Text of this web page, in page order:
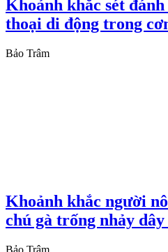
Khoảnh khắc sét
thoại di động trong
Bảo Trâm
Khoảnh khắc người
chú gà trống nhảy
Bảo Trâm